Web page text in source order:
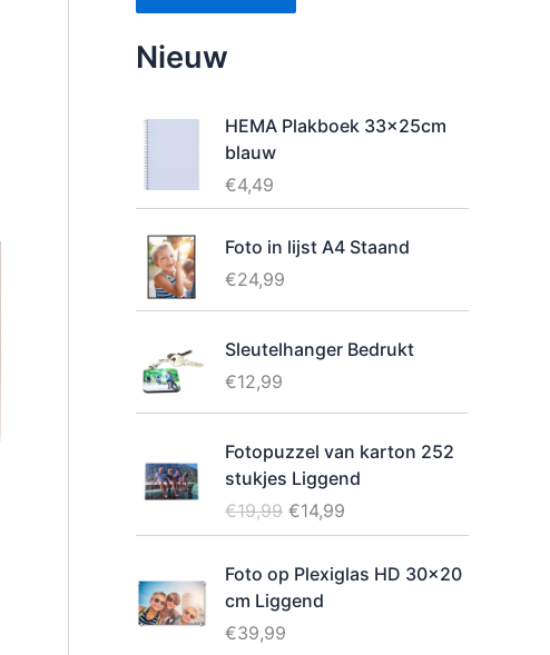
kNieuw
HEMA Plakboek 33x25cm
blauw
€4,49
Foto in lijst A4 Staand
€24,99
Sleutelhanger Bedrukt
€12,99
Fotopuzzel van karton 252
stukjes Liggend
€19,99 O
o
p
€14,99
u
i
Foto op Plexiglas HD 30x20
cm Liggend
€39,99